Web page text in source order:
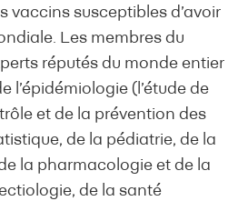
vaccins susceptibles d’avoir
Les membres du
réputés du monde entier
l’épidémiologie (l’étude de
et de la prévention des
de la pédiatrie, de la
la pharmacologie et de la
de la santé